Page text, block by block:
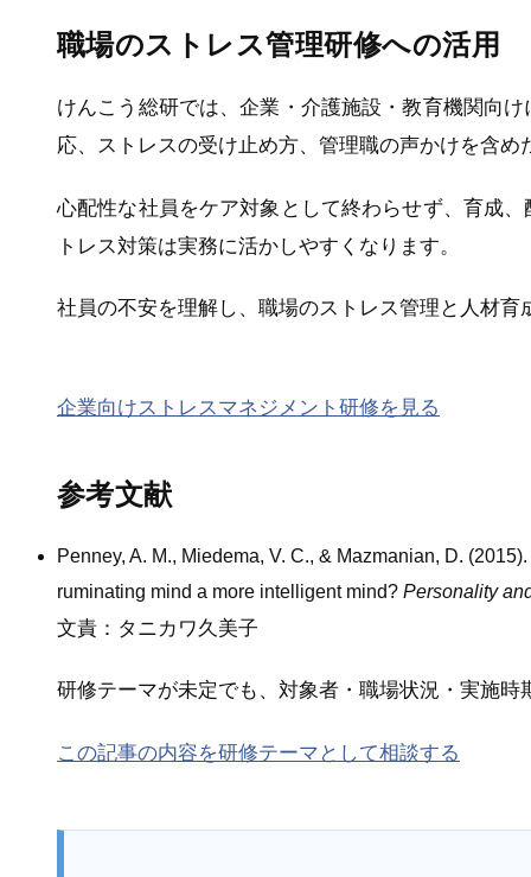
職場のストレス管理研修への活用
けんこう総研では、企業・介護施設・教育機関向
応、ストレスの受け止め方、管理職の声かけを含
心配性な社員をケア対象として終わらせず、育成
トレス対策は実務に活かしやすくなります。
社員の不安を理解し、職場のストレス管理と人材
企業向けストレスマネジメント研修を見る
参考文献
Penney, A. M., Miedema, V. C., & Mazmanian, D.
ruminating mind a more intelligent mind? Personality
文責：タニカワ久美子
研修テーマが未定でも、対象者・職場状況・実施時
この記事の内容を研修テーマとして相談する